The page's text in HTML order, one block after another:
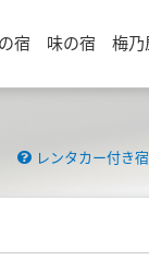
宿 味の宿 梅乃
レンタカー付き